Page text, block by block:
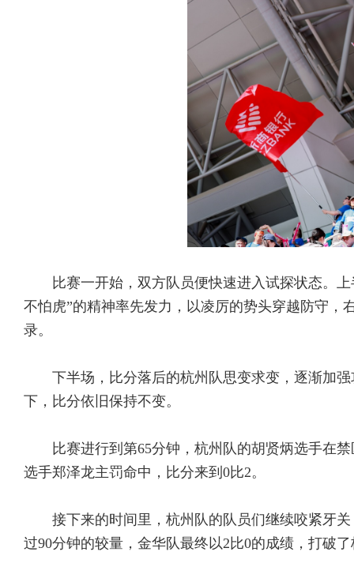
比赛一开始，双方队员便快速进入试探状态。
不怕虎”的精神率先发力，以凌厉的势头穿越防守，
录。
下半场，比分落后的杭州队思变求变，逐渐加
下，比分依旧保持不变。
比赛进行到第65分钟，杭州队的胡贤炳选手在
选手郑泽龙主罚命中，比分来到0比2。
接下来的时间里，杭州队的队员们继续咬紧牙
过90分钟的较量，金华队最终以2比0的成绩，打破